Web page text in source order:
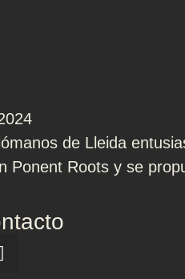
de Lleida
Ponent Roots y se